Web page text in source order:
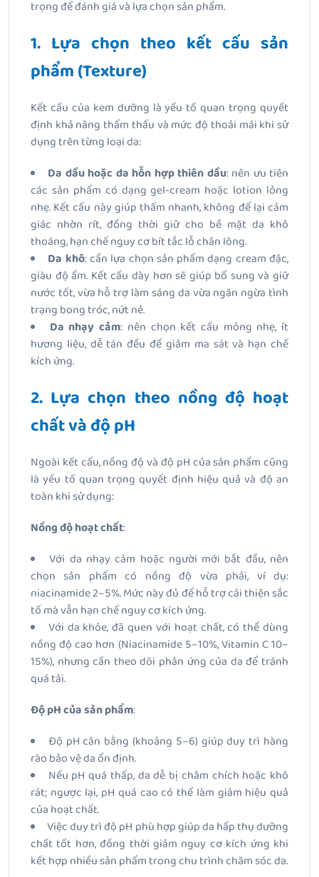
trọng để đánh giá và lựa chọn sản phẩm.
1. Lựa chọn theo kết cấu sản
phẩm (Texture)
Kết cấu của kem dưỡng là yếu tố quan trọng quyết
định khả năng thẩm thấu và mức độ thoải mái khi sử
dụng trên từng loại da:
Da dầu hoặc da hỗn hợp thiên dầu: nên ưu tiên
các sản phẩm có dạng gel-cream hoặc lotion lỏng
nhẹ. Kết cấu này giúp thấm nhanh, không để lại cảm
giác nhờn rít, đồng thời giữ cho bề mặt da khô
thoáng, hạn chế nguy cơ bít tắc lỗ chân lông.
Da khô: cần lựa chọn sản phẩm dạng cream đặc,
giàu độ ẩm. Kết cấu dày hơn sẽ giúp bổ sung và giữ
nước tốt, vừa hỗ trợ làm sáng da vừa ngăn ngừa tình
trạng bong tróc, nứt nẻ.
Da nhạy cảm: nên chọn kết cấu mỏng nhẹ, ít
hương liệu, dễ tán đều để giảm ma sát và hạn chế
kích ứng.
2. Lựa chọn theo nồng độ hoạt
chất và độ pH
Ngoài kết cấu, nồng độ và độ pH của sản phẩm cũng
là yếu tố quan trọng quyết định hiệu quả và độ an
toàn khi sử dụng:
Nồng độ hoạt chất:
Với da nhạy cảm hoặc người mới bắt đầu, nên
chọn sản phẩm có nồng độ vừa phải, ví dụ:
niacinamide 2–5%. Mức này đủ để hỗ trợ cải thiện sắc
tố mà vẫn hạn chế nguy cơ kích ứng.
Với da khỏe, đã quen với hoạt chất, có thể dùng
nồng độ cao hơn (Niacinamide 5–10%, Vitamin C 10–
15%), nhưng cần theo dõi phản ứng của da để tránh
quá tải.
Độ pH của sản phẩm:
Độ pH cân bằng (khoảng 5–6) giúp duy trì hàng
rào bảo vệ da ổn định.
Nếu pH quá thấp, da dễ bị châm chích hoặc khô
rát; ngược lại, pH quá cao có thể làm giảm hiệu quả
của hoạt chất.
Việc duy trì độ pH phù hợp giúp da hấp thụ dưỡng
chất tốt hơn, đồng thời giảm nguy cơ kích ứng khi
kết hợp nhiều sản phẩm trong chu trình chăm sóc da.